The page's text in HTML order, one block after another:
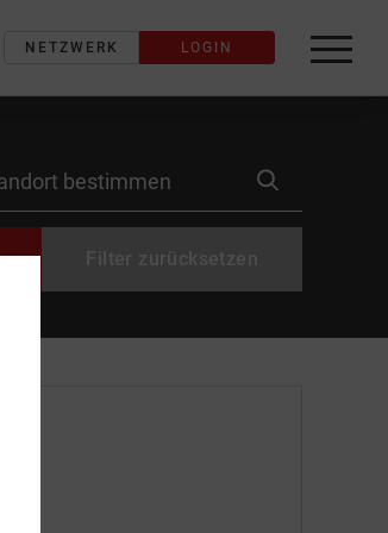
label_search
NETZWERK LOGIN